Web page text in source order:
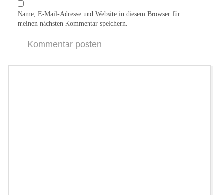
Name, E-Mail-Adresse und Website in diesem Browser für
meinen nächsten Kommentar speichern.